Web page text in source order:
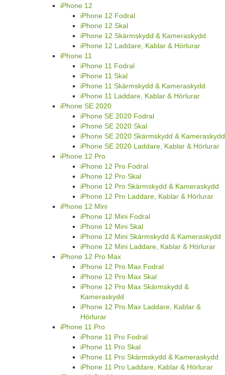
iPhone 12
iPhone 12 Fodral
iPhone 12 Skal
iPhone 12 Skärmskydd & Kameraskydd
iPhone 12 Laddare, Kablar & Hörlurar
iPhone 11
iPhone 11 Fodral
iPhone 11 Skal
iPhone 11 Skärmskydd & Kameraskydd
iPhone 11 Laddare, Kablar & Hörlurar
iPhone SE 2020
iPhone SE 2020 Fodral
iPhone SE 2020 Skal
iPhone SE 2020 Skärmskydd & Kameraskydd
iPhone SE 2020 Laddare, Kablar & Hörlurar
iPhone 12 Pro
iPhone 12 Pro Fodral
iPhone 12 Pro Skal
iPhone 12 Pro Skärmskydd & Kameraskydd
iPhone 12 Pro Laddare, Kablar & Hörlurar
iPhone 12 Mini
iPhone 12 Mini Fodral
iPhone 12 Mini Skal
iPhone 12 Mini Skärmskydd & Kameraskydd
iPhone 12 Mini Laddare, Kablar & Hörlurar
iPhone 12 Pro Max
iPhone 12 Pro Max Fodral
iPhone 12 Pro Max Skal
iPhone 12 Pro Max Skärmskydd &
Kameraskydd
iPhone 12 Pro Max Laddare, Kablar &
Hörlurar
iPhone 11 Pro
iPhone 11 Pro Fodral
iPhone 11 Pro Skal
iPhone 11 Pro Skärmskydd & Kameraskydd
iPhone 11 Pro Laddare, Kablar & Hörlurar